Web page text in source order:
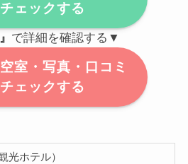
ェックする
で詳細を確認する▼
室・写真・口コミ
ェックする
光ホテル）